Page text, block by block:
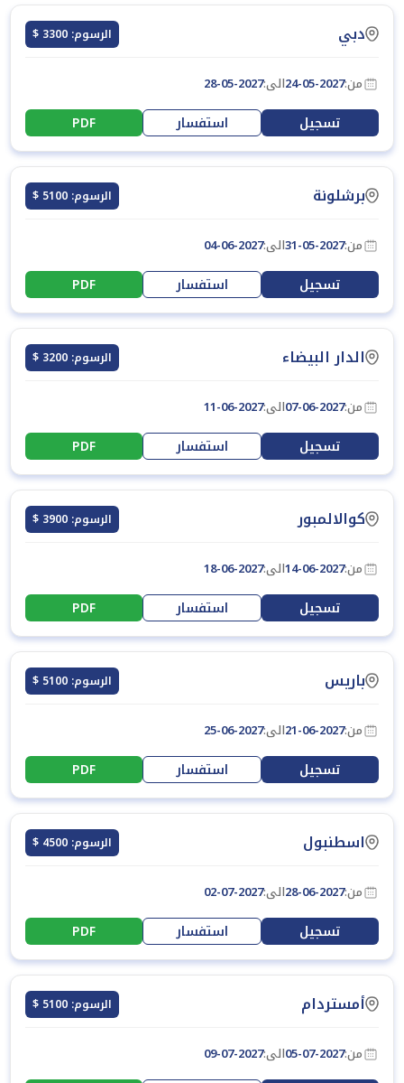
دبي الرسوم: 3300 $
من:24-05-2027الى:28-05-2027
تسجيل استفسار PDF
برشلونة الرسوم: 5100 $
من:31-05-2027الى:04-06-2027
تسجيل استفسار PDF
الدار البيضاء الرسوم: 3200 $
من:07-06-2027الى:11-06-2027
تسجيل استفسار PDF
كوالالمبور الرسوم: 3900 $
من:14-06-2027الى:18-06-2027
تسجيل استفسار PDF
باريس الرسوم: 5100 $
من:21-06-2027الى:25-06-2027
تسجيل استفسار PDF
اسطنبول الرسوم: 4500 $
من:28-06-2027الى:02-07-2027
تسجيل استفسار PDF
أمستردام الرسوم: 5100 $
من:05-07-2027الى:09-07-2027